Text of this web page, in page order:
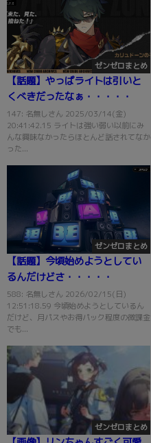
ゼンゼロまとめ
【話題】やっぱライトは引いと
くべきだったなぁ・・・・・
147: 名無しさん 2025/03/14(金)
20:41:42.15 ライトは強い弱い以前にみ
んな興味なかったらほとんど話されてなか
った...
ゼンゼロまとめ
【話題】今頃始めようとしてい
るんだけどさ・・・・・
588: 名無しさん 2026/02/15(日)
12:51:18.59 今頃始めようとしているん
だけど、月パスやお得パック程度の微課金
でも...
ゼンゼロまとめ